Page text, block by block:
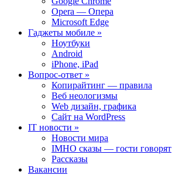
Opera — Опера
Microsoft Edge
Гаджеты мобиле »
Ноутбуки
Android
iPhone, iPad
Вопрос-ответ »
Копирайтинг — правила
Веб неологизмы
Web дизайн, графика
Сайт на WordPress
IT новости »
Новости мира
IMHO сказы — гости говорят
Рассказы
Вакансии